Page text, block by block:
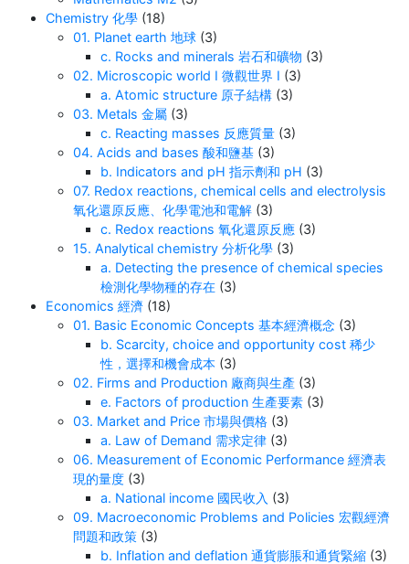
Chemistry 化學 (18)
01. Planet earth 地球 (3)
c. Rocks and minerals 岩石和礦物 (3)
02. Microscopic world I 微觀世界 I (3)
a. Atomic structure 原子結構 (3)
03. Metals 金屬 (3)
c. Reacting masses 反應質量 (3)
04. Acids and bases 酸和鹽基 (3)
b. Indicators and pH 指示劑和 pH (3)
07. Redox reactions, chemical cells and electrolysis
氧化還原反應、化學電池和電解 (3)
c. Redox reactions 氧化還原反應 (3)
15. Analytical chemistry 分析化學 (3)
a. Detecting the presence of chemical species
檢測化學物種的存在 (3)
Economics 經濟 (18)
01. Basic Economic Concepts 基本經濟概念 (3)
b. Scarcity, choice and opportunity cost 稀少
性，選擇和機會成本 (3)
02. Firms and Production 廠商與生產 (3)
e. Factors of production 生產要素 (3)
03. Market and Price 市場與價格 (3)
a. Law of Demand 需求定律 (3)
06. Measurement of Economic Performance 經濟表
現的量度 (3)
a. National income 國民收入 (3)
09. Macroeconomic Problems and Policies 宏觀經濟
問題和政策 (3)
b. Inflation and deflation 通貨膨脹和通貨緊縮 (3)